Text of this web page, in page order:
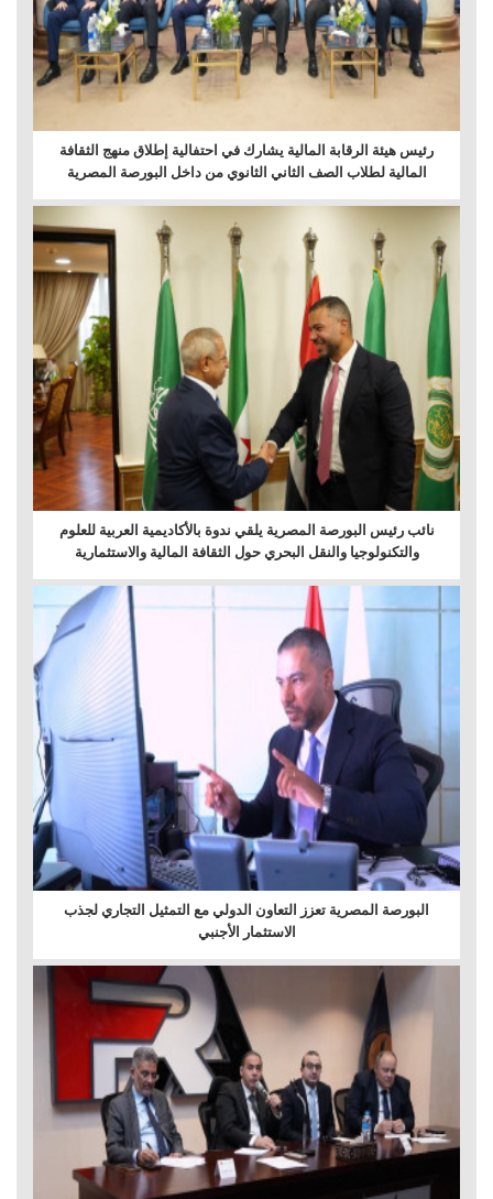
رئيس هيئة الرقابة المالية يشارك في احتفالية إطلاق منهج الثقافة
المالية لطلاب الصف الثاني الثانوي من داخل البورصة المصرية
نائب رئيس البورصة المصرية يلقي ندوة بالأكاديمية العربية للعلوم
والتكنولوجيا والنقل البحري حول الثقافة المالية والاستثمارية
البورصة المصرية تعزز التعاون الدولي مع التمثيل التجاري لجذب
الاستثمار الأجنبي